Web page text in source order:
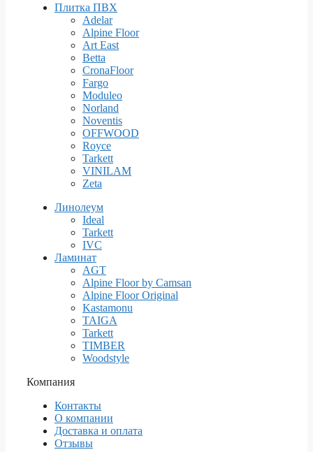
Плитка ПВХ
Adelar
Alpine Floor
Art East
Betta
CronaFloor
Fargo
Moduleo
Norland
Noventis
OFFWOOD
Royce
Tarkett
VINILAM
Zeta
Линолеум
Ideal
Tarkett
IVC
Ламинат
AGT
Alpine Floor by Camsan
Alpine Floor Original
Kastamonu
TAIGA
Tarkett
TIMBER
Woodstyle
Компания
Контакты
О компании
Доставка и оплата
Отзывы